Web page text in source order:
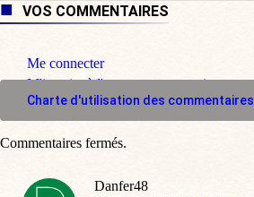
VOS COMMENTAIRES
Me connecter
M'inscrire à l'espace commentaire
Charte d'utilisation des commentaires
Danfer48
Commentaires fermés.